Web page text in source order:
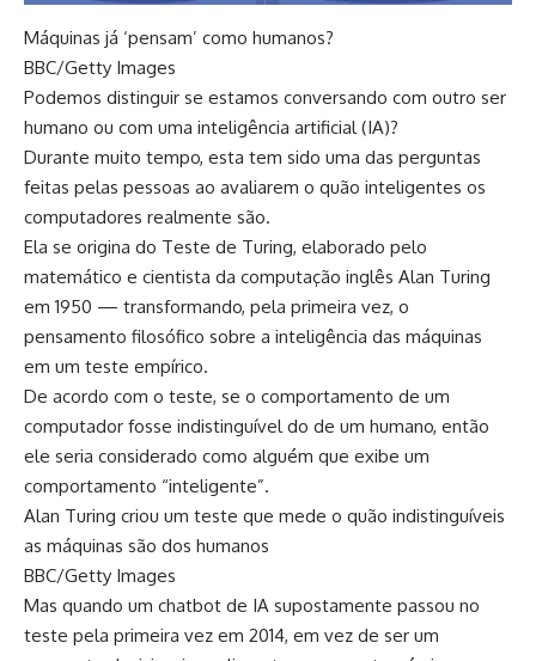
Máquinas já ‘pensam’ como humanos?
BBC/Getty Images
Podemos distinguir se estamos conversando com outro ser
humano ou com uma inteligência artificial (IA)?
Durante muito tempo, esta tem sido uma das perguntas
feitas pelas pessoas ao avaliarem o quão inteligentes os
computadores realmente são.
Ela se origina do Teste de Turing, elaborado pelo
matemático e cientista da computação inglês Alan Turing
em 1950 — transformando, pela primeira vez, o
pensamento filosófico sobre a inteligência das máquinas
em um teste empírico.
De acordo com o teste, se o comportamento de um
computador fosse indistinguível do de um humano, então
ele seria considerado como alguém que exibe um
comportamento “inteligente”.
Alan Turing criou um teste que mede o quão indistinguíveis
as máquinas são dos humanos
BBC/Getty Images
Mas quando um chatbot de IA supostamente passou no
teste pela primeira vez em 2014, em vez de ser um